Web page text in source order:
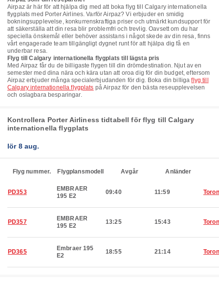
Airpaz är här för att hjälpa dig med att boka flyg till Calgary internationella
flygplats med Porter Airlines. Varför Airpaz? Vi erbjuder en smidig
bokningsupplevelse, konkurrenskraftiga priser och utmärkt kundsupport för
att säkerställa att din resa blir problemfri och trevlig. Oavsett om du har
speciella önskemål eller behöver assistans i något skede av din resa, finns
vårt engagerade team tillgängligt dygnet runt för att hjälpa dig få en
underbar resa.
Flyg till Calgary internationella flygplats till lägsta pris
Med Airpaz får du de billigaste flygen till din drömdestination. Njut av en
semester med dina nära och kära utan att oroa dig för din budget, eftersom
Airpaz erbjuder många specialerbjudanden för dig. Boka din billigaflyg till
Calgary internationella flygplats på Airpaz för den bästa reseupplevelsen
och oslagbara besparingar.
Kontrollera Porter Airliness tidtabell för flyg till Calgary
internationella flygplats
lör 8 aug.
Flyg nummer. Flygplansmodell Avgår Anländer
PD353
EMBRAER
195 E2
09:40 11:59
PD357
EMBRAER
195 E2
13:25 15:43
PD365
Embraer 195
E2
18:55 21:14